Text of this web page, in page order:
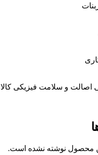
اصالت و سلامت فیزیکی کالا
محصول نوشته نشده است.